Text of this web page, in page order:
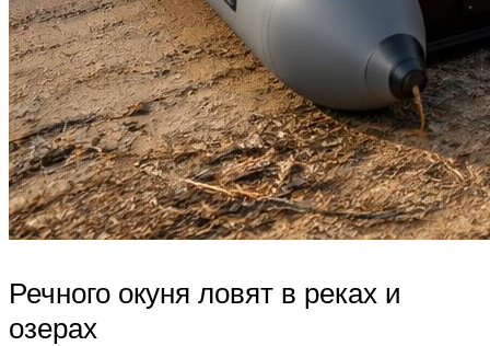
Речного окуня ловят в реках и
озерах